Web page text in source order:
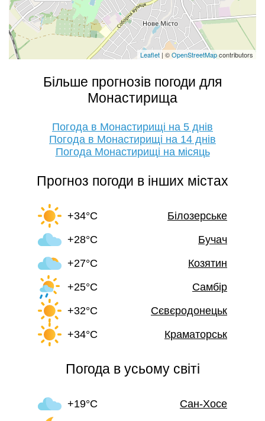
Leaflet | ©OpenStreetMapcontributors
Більше прогнозів погоди для
Монастирища
Погода в Монастирищі на 5 днів
Погода в Монастирищі на 14 днів
Погода Монастирищі на місяць
Прогноз погоди в інших містах
+34°C
Білозерське
+28°C
Бучач
+27°C
Козятин
+25°C
Самбір
+32°C
Сєвєродонецьк
+34°C
Краматорськ
Погода в усьому світі
+19°C Сан-Хосе